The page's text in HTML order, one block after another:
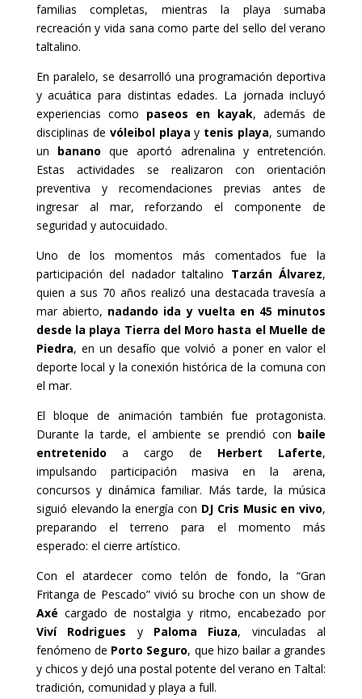
familias completas, mientras la playa sumaba
recreación y vida sana como parte del sello del verano
taltalino.
En paralelo, se desarrolló una programación deportiva
y acuática para distintas edades. La jornada incluyó
experiencias como paseos en kayak, además de
disciplinas de vóleibol playa y tenis playa, sumando
un banano que aportó adrenalina y entretención.
Estas actividades se realizaron con orientación
preventiva y recomendaciones previas antes de
ingresar al mar, reforzando el componente de
seguridad y autocuidado.
Uno de los momentos más comentados fue la
participación del nadador taltalino Tarzán Álvarez,
quien a sus 70 años realizó una destacada travesía a
mar abierto, nadando ida y vuelta en 45 minutos
desde la playa Tierra del Moro hasta el Muelle de
Piedra, en un desafío que volvió a poner en valor el
deporte local y la conexión histórica de la comuna con
el mar.
El bloque de animación también fue protagonista.
Durante la tarde, el ambiente se prendió con baile
entretenido a cargo de Herbert Laferte,
impulsando participación masiva en la arena,
concursos y dinámica familiar. Más tarde, la música
siguió elevando la energía con DJ Cris Music en vivo,
preparando el terreno para el momento más
esperado: el cierre artístico.
Con el atardecer como telón de fondo, la “Gran
Fritanga de Pescado” vivió su broche con un show de
Axé cargado de nostalgia y ritmo, encabezado por
Viví Rodrigues y Paloma Fiuza, vinculadas al
fenómeno de Porto Seguro, que hizo bailar a grandes
y chicos y dejó una postal potente del verano en Taltal:
tradición, comunidad y playa a full.